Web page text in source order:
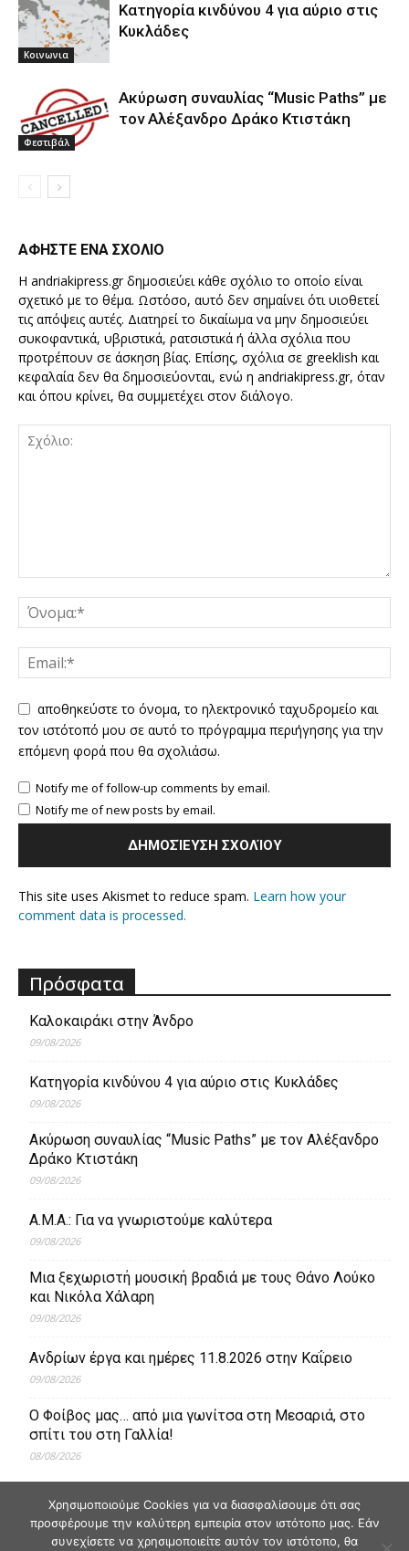
Κοινωνια
Κατηγορία κινδύνου 4 για αύριο στις
Κυκλάδες
Φεστιβάλ
Ακύρωση συναυλίας “Music Paths” με
τον Αλέξανδρο Δράκο Κτιστάκη
ΑΦΗΣΤΕ ΕΝΑ ΣΧΟΛΙΟ
Η andriakipress.gr δημοσιεύει κάθε σχόλιο το οποίο είναι
σχετικό με το θέμα. Ωστόσο, αυτό δεν σημαίνει ότι υιοθετεί
τις απόψεις αυτές. Διατηρεί το δικαίωμα να μην δημοσιεύει
συκοφαντικά, υβριστικά, ρατσιστικά ή άλλα σχόλια που
προτρέπουν σε άσκηση βίας. Επίσης, σχόλια σε greeklish και
κεφαλαία δεν θα δημοσιεύονται, ενώ η andriakipress.gr, όταν
και όπου κρίνει, θα συμμετέχει στον διάλογο.
αποθηκεύστε το όνομα, το ηλεκτρονικό ταχυδρομείο και
τον ιστότοπό μου σε αυτό το πρόγραμμα περιήγησης για την
επόμενη φορά που θα σχολιάσω.
Notify me of follow-up comments by email.
Notify me of new posts by email.
This site uses Akismet to reduce spam. Learn how your
comment data is processed.
Πρόσφατα
Καλοκαιράκι στην Άνδρο
09/08/2026
Κατηγορία κινδύνου 4 για αύριο στις Κυκλάδες
09/08/2026
Ακύρωση συναυλίας “Music Paths” με τον Αλέξανδρο
Δράκο Κτιστάκη
09/08/2026
Α.Μ.Α.: Για να γνωριστούμε καλύτερα
09/08/2026
Μια ξεχωριστή μουσική βραδιά με τους Θάνο Λούκο
και Νικόλα Χάλαρη
09/08/2026
Ανδρίων έργα και ημέρες 11.8.2026 στην Καΐρειο
09/08/2026
Ο Φοίβος μας… από μια γωνίτσα στη Μεσαριά, στο
σπίτι του στη Γαλλία!
08/08/2026
Χρησιμοποιούμε Cookies για να διασφαλίσουμε ότι σας
προσφέρουμε την καλύτερη εμπειρία στον ιστότοπο μας. Εάν
συνεχίσετε να χρησιμοποιείτε αυτόν τον ιστότοπο, θα